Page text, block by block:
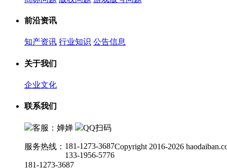
前沿资讯
知产资讯 行业知识 公告信息
关于我们
企业文化
联系我们
客服：婵婵 QQ扫码
服务热线： 181-1273-3687
133-1956-5776
Copyright 2016-2026
181-1273-3687